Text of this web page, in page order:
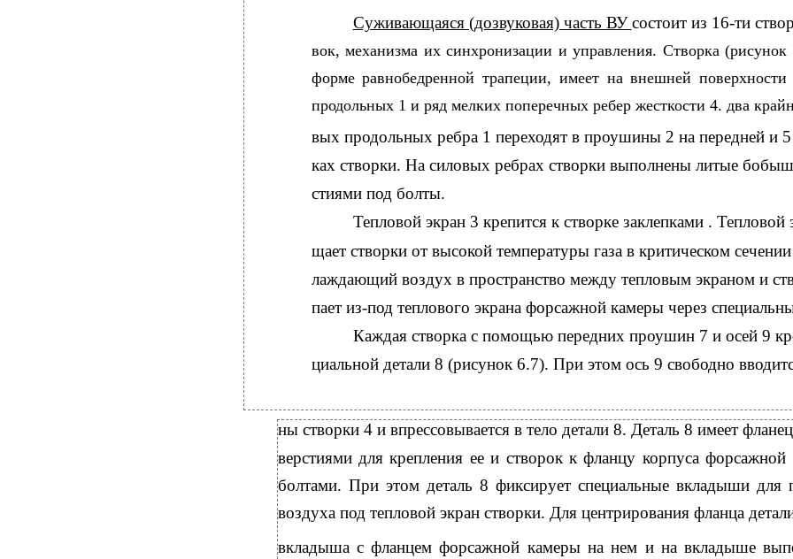
Суживающаяся (дозвуковая) часть ВУсостоит из 16-ти
вок, механизма их синхронизации и управления. Створка (рисунок
форме равнобедренной трапеции, имеет на внешней
продольных 1 и ряд мелких поперечных ребер жесткости 4. два
вых продольных ребра 1 переходят в проушины 2 на передней и
ках створки. На силовых ребрах створки выполнены литые
стиями под болты.
Тепловой экран 3 крепится к створке заклепками . Тепловой
щает створки от высокой температуры газа в критическом
лаждающий воздух в пространство между тепловым экраном и
пает из-под теплового экрана форсажной камеры через
Каждая створка с помощью передних проушин 7 и осей 9
циальной детали 8 (рисунок 6.7). При этом ось 9 свободно
ны створки 4 и впрессовывается в тело детали 8. Деталь 8 имеет
верстиями для крепления ее и створок к фланцу корпуса
болтами. При этом деталь 8 фиксирует специальные вкладыши для
воздуха под тепловой экран створки. Для центрирования фланца
вкладыша с фланцем форсажной камеры на нем и на вкладыше